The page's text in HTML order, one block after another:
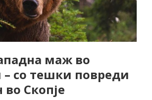
маж во
со тешки повреди
во Скопје